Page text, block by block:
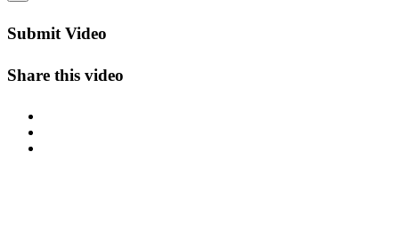
Submit Video
Share this video